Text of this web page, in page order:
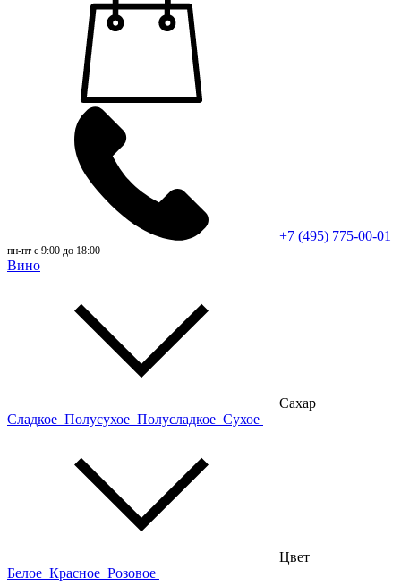
+7 (495) 775-00-01
пн-пт с 9:00 до 18:00
Вино
Сахар
Сладкое Полусухое Полусладкое Сухое
Цвет
Белое Красное Розовое